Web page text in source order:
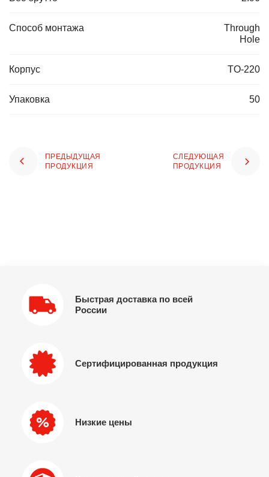
Способ монтажа
Through
Hole
Корпус TO-220
Упаковка 50
ПРЕДЫДУЩАЯ
ПРОДУКЦИЯ
СЛЕДУЮЩАЯ
ПРОДУКЦИЯ
Быстрая доставка по всей
России
Сертифицированная продукция
Низкие цены